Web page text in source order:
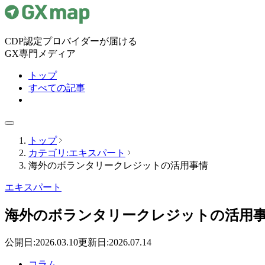
CDP認定プロバイダーが届ける
GX専門メディア
トップ
すべての記事
トップ
カテゴリ:エキスパート
海外のボランタリークレジットの活用事情
エキスパート
海外のボランタリークレジットの活用
公開日:2026.03.10更新日:2026.07.14